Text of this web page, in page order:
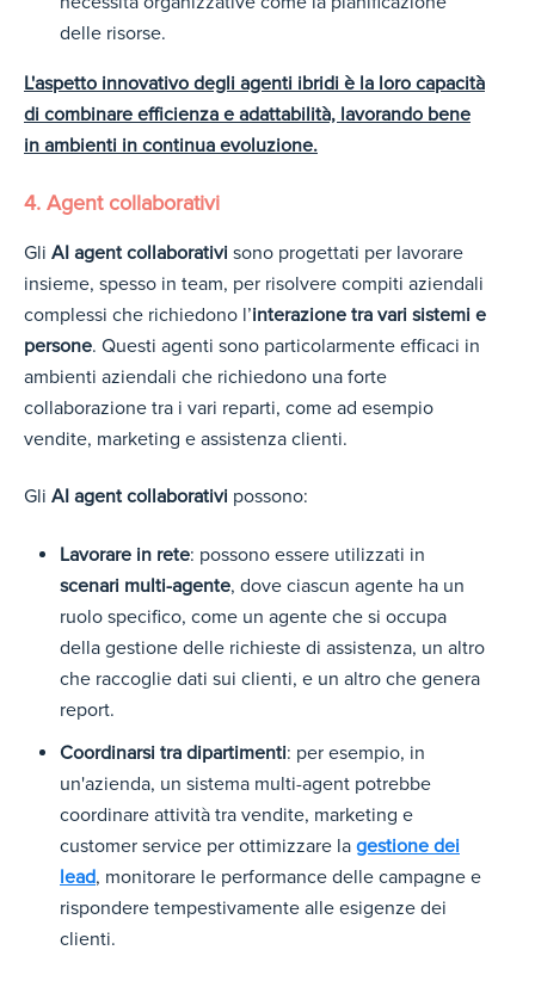
delle risorse.
L'aspetto innovativo degli agenti ibridi è la loro capacità
di combinare efficienza e adattabilità, lavorando bene
in ambienti in continua evoluzione.
4. Agent collaborativi
Gli AI agent collaborativi sono progettati per lavorare
insieme, spesso in team, per risolvere compiti aziendali
complessi che richiedono l’interazione tra vari sistemi e
persone. Questi agenti sono particolarmente efficaci in
ambienti aziendali che richiedono una forte
collaborazione tra i vari reparti, come ad esempio
vendite, marketing e assistenza clienti.
Gli AI agent collaborativi possono:
Lavorare in rete: possono essere utilizzati in
scenari multi-agente, dove ciascun agente ha un
ruolo specifico, come un agente che si occupa
della gestione delle richieste di assistenza, un altro
che raccoglie dati sui clienti, e un altro che genera
report.
Coordinarsi tra dipartimenti: per esempio, in
un'azienda, un sistema multi-agent potrebbe
coordinare attività tra vendite, marketing e
customer service per ottimizzare la gestione dei
lead, monitorare le performance delle campagne e
rispondere tempestivamente alle esigenze dei
clienti.